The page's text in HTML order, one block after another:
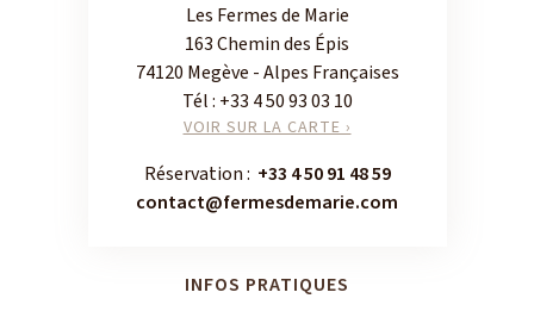
Les Fermes de Marie
163 Chemin des Épis
74120 Megève - Alpes Françaises
Tél : +33 4 50 93 03 10
VOIR SUR LA CARTE ›
Réservation : +33 4 50 91 48 59
contact@fermesdemarie.com
INFOS PRATIQUES